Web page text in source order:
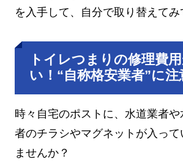
を入手して、自分で取り替えてみ
トイレつまりの修理費
い！“自称格安業者”に注
時々自宅のポストに、水道業者
者のチラシやマグネットが入って
ませんか？